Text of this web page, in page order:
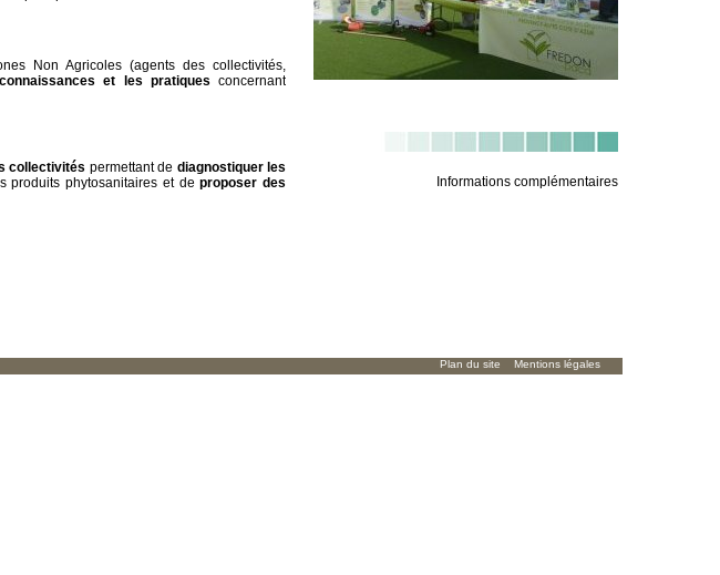
Non Agricoles (agents des collectivités,
et les pratiques concernant
collectivités permettant de diagnostiquer les
produits phytosanitaires et deproposer des
Informations complémentaires
Plan du site Mentions légales